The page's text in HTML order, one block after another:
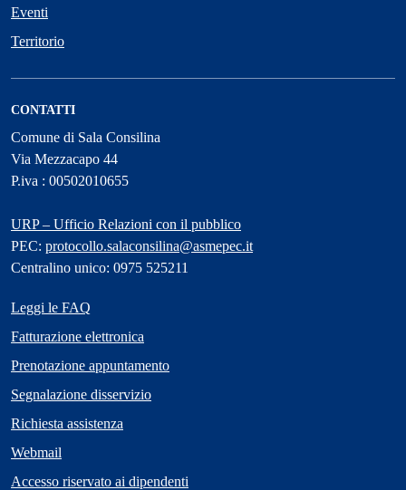
Eventi
Territorio
CONTATTI
Comune di Sala Consilina
Via Mezzacapo 44
P.iva : 00502010655
URP – Ufficio Relazioni con il pubblico
PEC: protocollo.salaconsilina@asmepec.it
Centralino unico: 0975 525211
Leggi le FAQ
Fatturazione elettronica
Prenotazione appuntamento
Segnalazione disservizio
Richiesta assistenza
Webmail
Accesso riservato ai dipendenti